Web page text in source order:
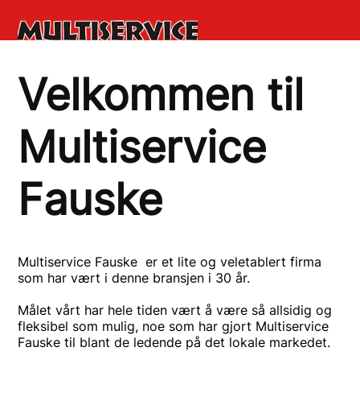
Velkommen til
Multiservice
Fauske
Multiservice Fauske er et lite og veletablert firma
som har vært i denne bransjen i 30 år.
Målet vårt har hele tiden vært å være så allsidig og
fleksibel som mulig, noe som har gjort Multiservice
Fauske til blant de ledende på det lokale markedet.